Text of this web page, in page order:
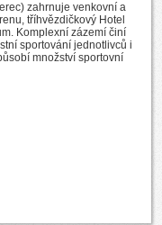
zahrnuje venkovní a
tříhvězdičkový Hotel
Komplexní zázemí činí
sportování jednotlivců i
množství sportovní